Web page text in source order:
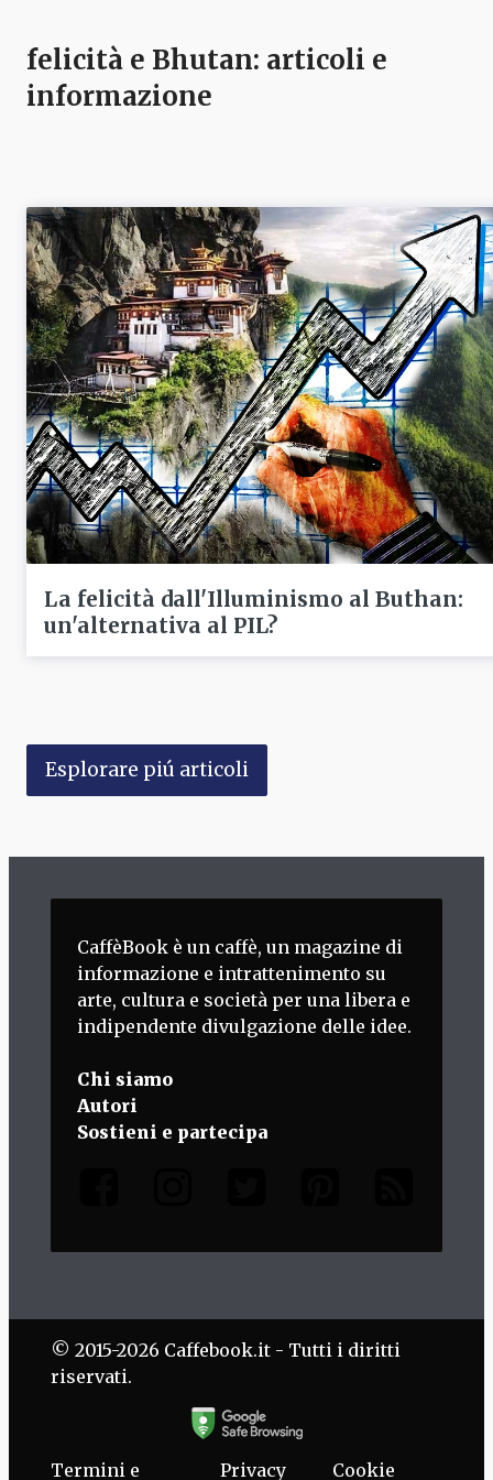
felicità e Bhutan: articoli e
informazione
La felicità dall'Illuminismo al Buthan:
un'alternativa al PIL?
Esplorare piú articoli
CaffèBook è un caffè, un magazine di
informazione e intrattenimento su
arte, cultura e società per una libera e
indipendente divulgazione delle idee.
Chi siamo
Autori
Sostieni e partecipa
© 2015-2026 Caffebook.it - Tutti i diritti
riservati.
Termini e Privacy Cookie